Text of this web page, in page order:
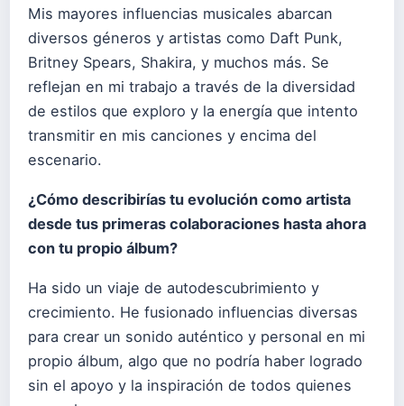
Mis mayores influencias musicales abarcan
diversos géneros y artistas como Daft Punk,
Britney Spears, Shakira, y muchos más. Se
reflejan en mi trabajo a través de la diversidad
de estilos que exploro y la energía que intento
transmitir en mis canciones y encima del
escenario.
¿Cómo describirías tu evolución como artista
desde tus primeras colaboraciones hasta ahora
con tu propio álbum?
Ha sido un viaje de autodescubrimiento y
crecimiento. He fusionado influencias diversas
para crear un sonido auténtico y personal en mi
propio álbum, algo que no podría haber logrado
sin el apoyo y la inspiración de todos quienes